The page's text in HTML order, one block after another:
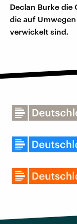
Declan Burke
die auf
verwickelt sind.